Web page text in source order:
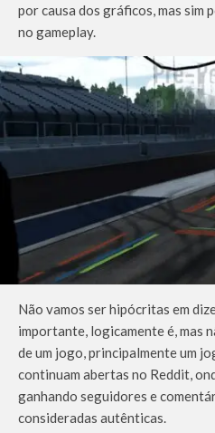
por causa dos gráficos, mas sim
no gameplay.
Não vamos ser hipócritas em
importante, logicamente é, mas
de um jogo, principalmente um
continuam abertas no Reddit,
ganhando seguidores e
consideradas autênticas.